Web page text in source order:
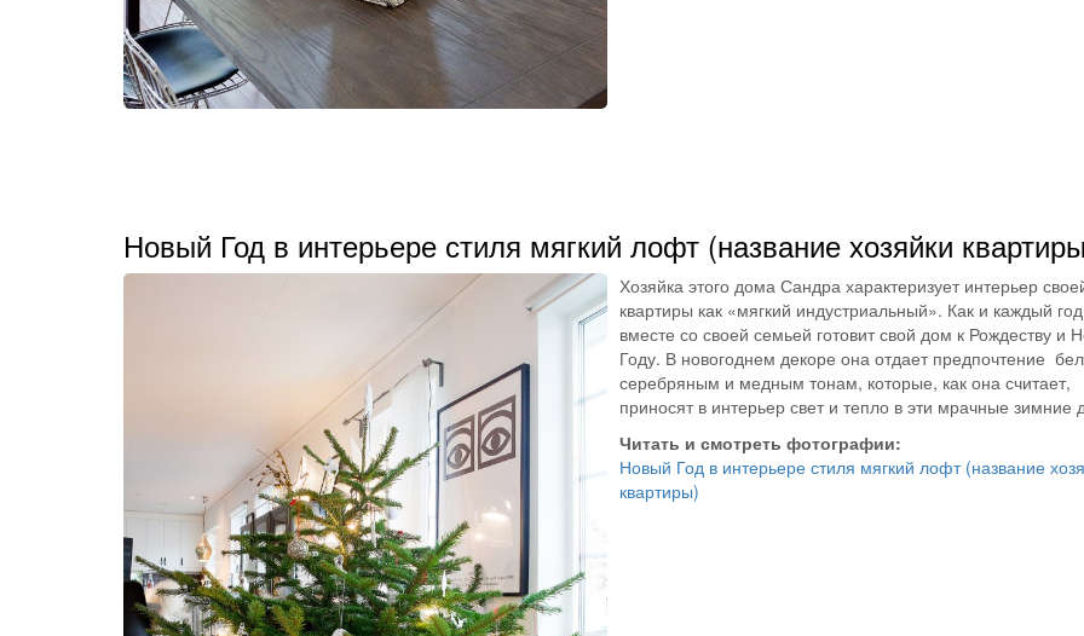
Новый Год в интерьере стиля мягкий лофт (название хозяйки
Хозяйка этого дома Сандра характеризует интерьер
квартиры как «мягкий индустриальный». Как и каждый
вместе со своей семьей готовит свой дом к Рождеству и
Году. В новогоднем декоре она отдает предпочтение
серебряным и медным тонам, которые, как она считает,
приносят в интерьер свет и тепло в эти мрачные зимние
Читать и смотреть фотографии:
Новый Год в интерьере стиля мягкий лофт (название
квартиры)